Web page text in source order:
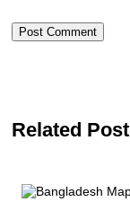
Related Post